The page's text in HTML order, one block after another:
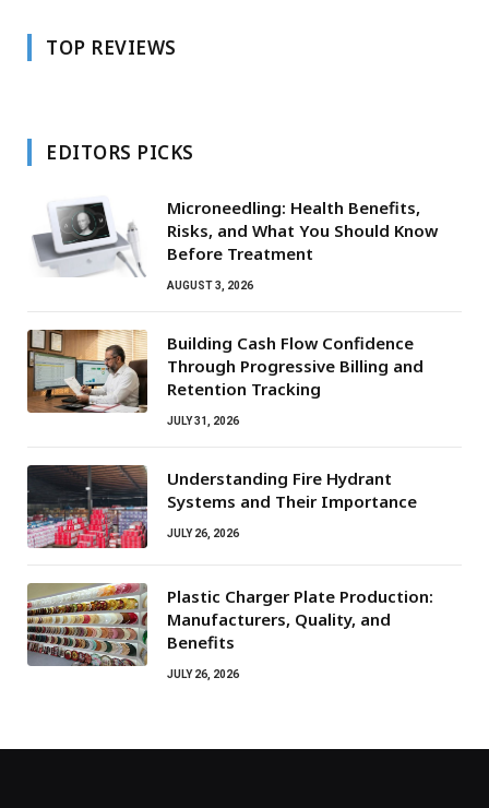
TOP REVIEWS
EDITORS PICKS
Microneedling: Health Benefits,
Risks, and What You Should Know
Before Treatment
AUGUST 3, 2026
Building Cash Flow Confidence
Through Progressive Billing and
Retention Tracking
JULY 31, 2026
Understanding Fire Hydrant
Systems and Their Importance
JULY 26, 2026
Plastic Charger Plate Production:
Manufacturers, Quality, and
Benefits
JULY 26, 2026